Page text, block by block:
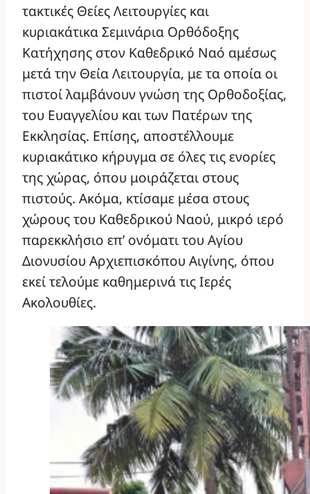
τακτικές Θείες Λειτουργίες και
κυριακάτικα Σεμινάρια Ορθόδοξης
Κατήχησης στον Καθεδρικό Ναό αμέσως
μετά την Θεία Λειτουργία, με τα οποία οι
πιστοί λαμβάνουν γνώση της Ορθοδοξίας,
του Ευαγγελίου και των Πατέρων της
Εκκλησίας. Επίσης, αποστέλλουμε
κυριακάτικο κήρυγμα σε όλες τις ενορίες
της χώρας, όπου μοιράζεται στους
πιστούς. Ακόμα, κτίσαμε μέσα στους
χώρους του Καθεδρικού Ναού, μικρό ιερό
παρεκκλήσιο επ’ ονόματι του Αγίου
Διονυσίου Αρχιεπισκόπου Αιγίνης, όπου
εκεί τελούμε καθημερινά τις Ιερές
Ακολουθίες.